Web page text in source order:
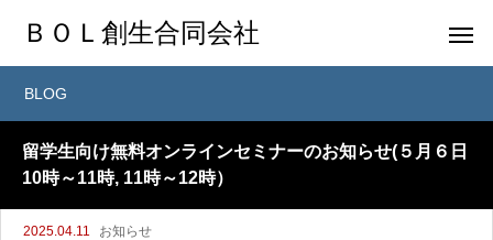
ＢＯＬ創生合同会社
BLOG
留学生向け無料オンラインセミナーのお知らせ(５月６日
10時～11時, 11時～12時）
2025.04.11 お知らせ